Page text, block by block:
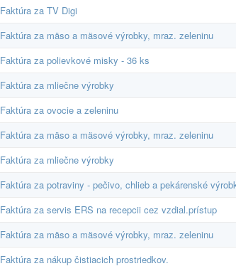
Faktúra za TV Digi
Faktúra za mäso a mäsové výrobky, mraz. zeleninu
Faktúra za polievkové misky - 36 ks
Faktúra za mliečne výrobky
Faktúra za ovocie a zeleninu
Faktúra za mäso a mäsové výrobky, mraz. zeleninu
Faktúra za mliečne výrobky
Faktúra za potraviny - pečivo, chlieb a pekárenské
Faktúra za servis ERS na recepcii cez vzdial.prístup
Faktúra za mäso a mäsové výrobky, mraz. zeleninu
Faktúra za nákup čistiacich prostriedkov.